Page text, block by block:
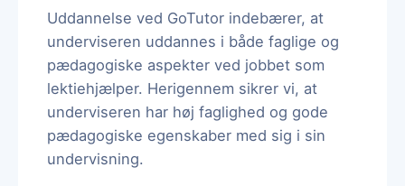
Uddannelse ved GoTutor indebærer, at
underviseren uddannes i både faglige og
pædagogiske aspekter ved jobbet som
lektiehjælper. Herigennem sikrer vi, at
underviseren har høj faglighed og gode
pædagogiske egenskaber med sig i sin
undervisning.